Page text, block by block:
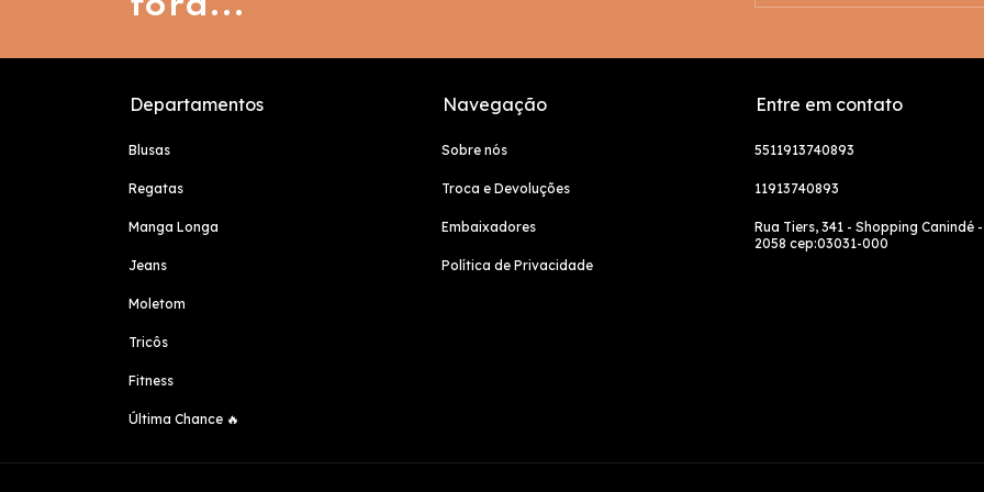
Departamentos
Blusas
Regatas
Manga Longa
Jeans
Moletom
Tricôs
Fitness
Última Chance 🔥
Navegação
Sobre nós
Troca e Devoluções
Embaixadores
Política de Privacidade
Entre em contato
5511913740893
11913740893
Rua Tiers, 341 - Shopping Canindé
2058 cep:03031-000